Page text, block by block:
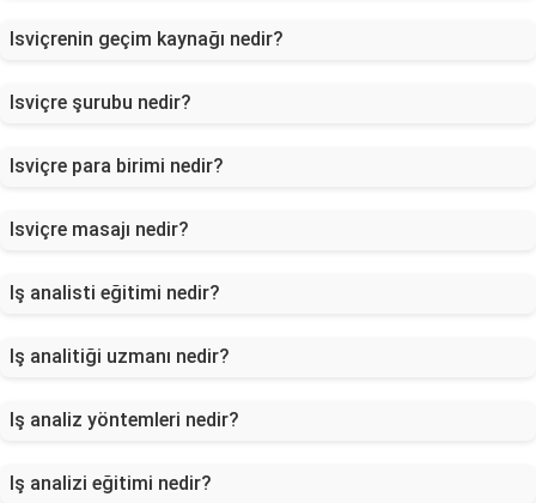
Isviçrenin geçim kaynağı nedir?
Isviçre şurubu nedir?
Isviçre para birimi nedir?
Isviçre masajı nedir?
Iş analisti eğitimi nedir?
Iş analitiği uzmanı nedir?
Iş analiz yöntemleri nedir?
Iş analizi eğitimi nedir?